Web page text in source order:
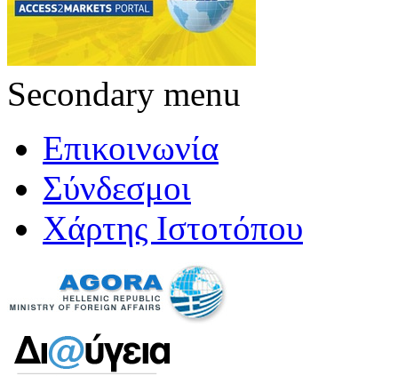
Secondary menu
Επικοινωνία
Σύνδεσμοι
Χάρτης Ιστοτόπου